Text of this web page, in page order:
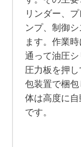
リンダー、
ンプ、制御
ます。作業
通って油圧シ
圧力板を押
包装置で梱
体は高度に
です。